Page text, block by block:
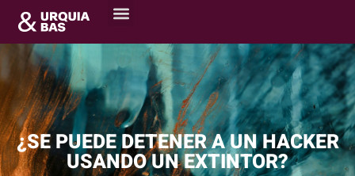
¿SE PUEDE DETENER A UN HACKER
USANDO UN EXTINTOR?